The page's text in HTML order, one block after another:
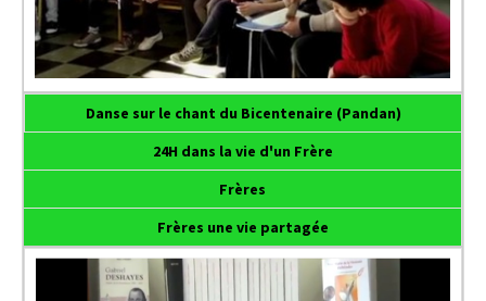
Danse sur le chant du Bicentenaire (Pandan)
24H dans la vie d'un Frère
Frères
Frères une vie partagée